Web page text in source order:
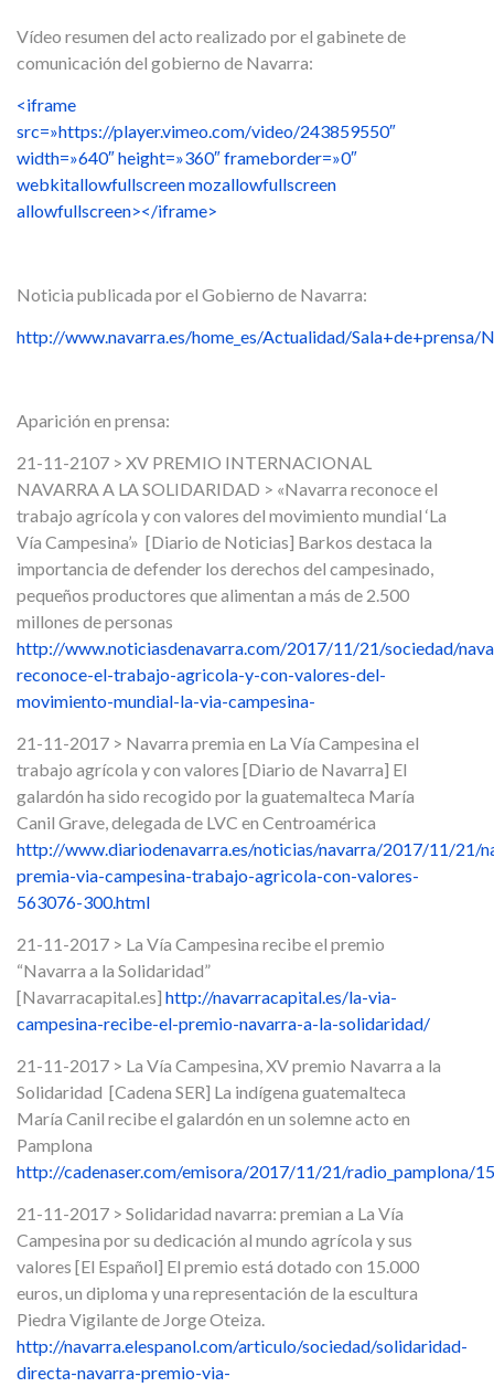
Vídeo resumen del acto realizado por el gabinete de
comunicación del gobierno de Navarra:
<iframe
src=»https://player.vimeo.com/video/243859550″
width=»640″ height=»360″ frameborder=»0″
webkitallowfullscreen mozallowfullscreen
allowfullscreen></iframe>
Noticia publicada por el Gobierno de Navarra:
http://www.navarra.es/home_es/Actualidad/
Aparición en prensa:
21-11-2107 > XV PREMIO INTERNACIONAL
NAVARRA A LA SOLIDARIDAD > «Navarra reconoce el
trabajo agrícola y con valores del movimiento mundial ‘La
Vía Campesina’» [Diario de Noticias] Barkos destaca la
importancia de defender los derechos del campesinado,
pequeños productores que alimentan a más de 2.500
millones de personas
http://www.noticiasdenavarra.com/2017/11/21/sociedad/
reconoce-el-trabajo-agricola-y-con-valores-del-
movimiento-mundial-la-via-campesina-
21-11-2017 > Navarra premia en La Vía Campesina el
trabajo agrícola y con valores [Diario de Navarra] El
galardón ha sido recogido por la guatemalteca María
Canil Grave, delegada de LVC en Centroamérica
http://www.diariodenavarra.es/noticias/navarra/2017/11/21/
premia-via-campesina-trabajo-agricola-con-valores-
563076-300.html
21-11-2017 > La Vía Campesina recibe el premio
“Navarra a la Solidaridad”
[Navarracapital.es] http://navarracapital.es/la-via-
campesina-recibe-el-premio-navarra-a-la-solidaridad/
21-11-2017 > La Vía Campesina, XV premio Navarra a la
Solidaridad [Cadena SER] La indígena guatemalteca
María Canil recibe el galardón en un solemne acto en
Pamplona
http://cadenaser.com/emisora/2017/11/21/radio_pamplona/
21-11-2017 > Solidaridad navarra: premian a La Vía
Campesina por su dedicación al mundo agrícola y sus
valores [El Español] El premio está dotado con 15.000
euros, un diploma y una representación de la escultura
Piedra Vigilante de Jorge Oteiza.
http://navarra.elespanol.com/articulo/sociedad/solidaridad-
directa-navarra-premio-via-